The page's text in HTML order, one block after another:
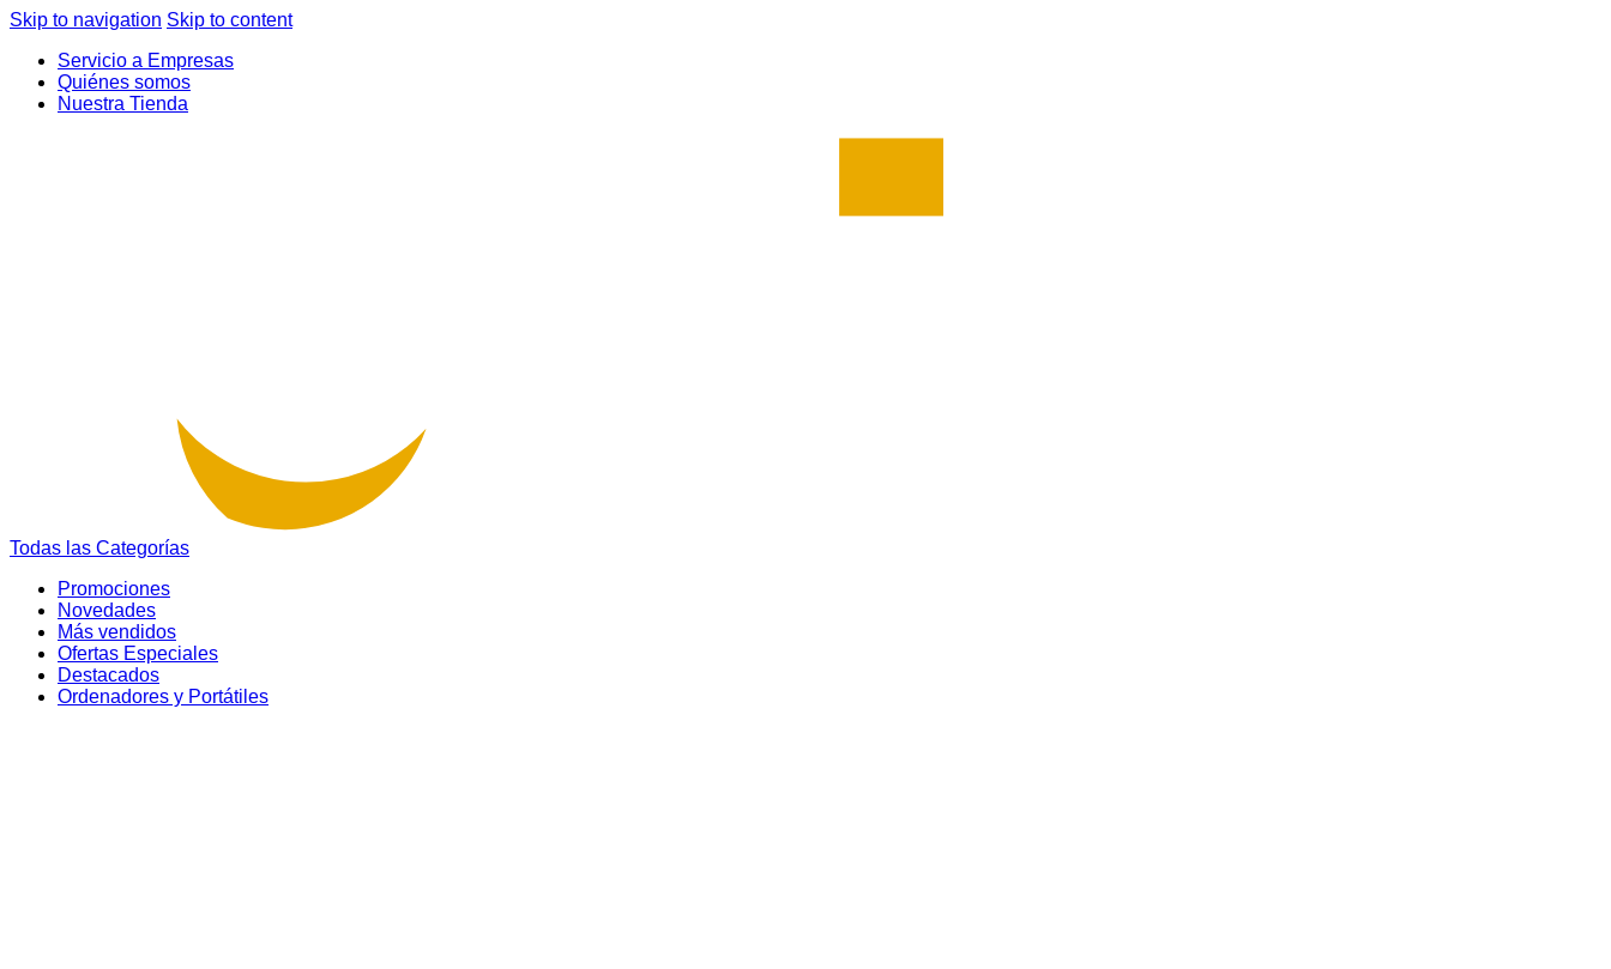
Skip to navigation Skip to content
Servicio a Empresas
Quiénes somos
Nuestra Tienda
Todas las Categorías
Promociones
Novedades
Más vendidos
Ofertas Especiales
Destacados
Ordenadores y Portátiles